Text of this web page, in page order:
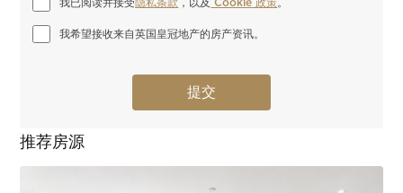
我已阅读并接受隐私条款 ，以及 Cookie 政策。
我希望接收来自英国皇冠地产的房产资讯。
推荐房源